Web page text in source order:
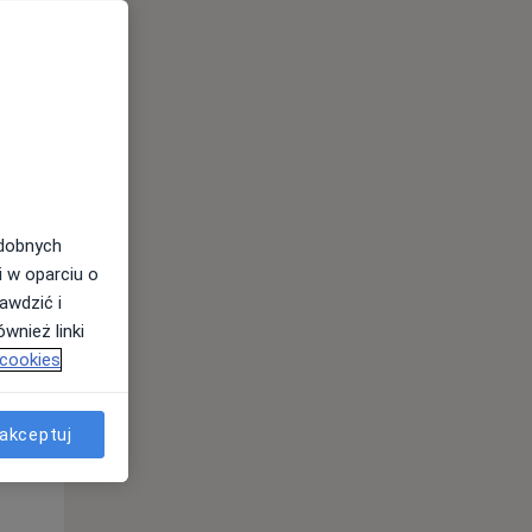
Śr,
12 Sie
w oparciu o
i
linki